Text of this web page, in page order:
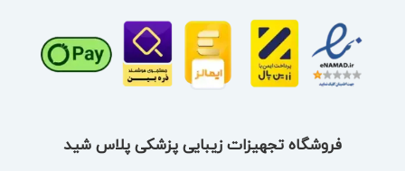
فروشگاه تجهیزات زیبایی پزشکی پلاس شید